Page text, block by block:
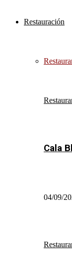
Restauración
Cala
04/09/